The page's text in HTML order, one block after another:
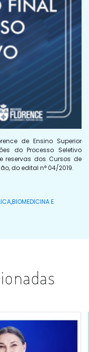
de Ensino Superior
do Processo Seletivo
reservas dos Cursos de
do edital n° 04/2019.
E